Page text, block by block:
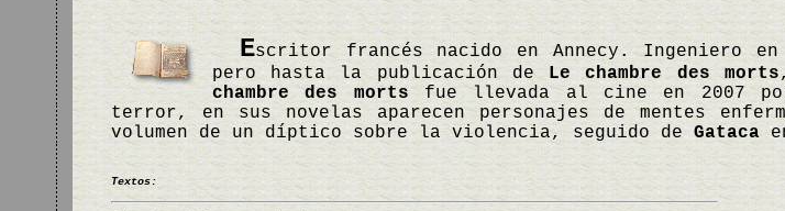
Escritor francés nacido en Annecy. Ingeniero
pero hasta la publicación de Le chambre des morts
chambre des mortsfue llevada al cine en 2007
terror, en sus novelas aparecen personajes de mentes
volumen de un díptico sobre la violencia, seguido de Gataca
Textos: